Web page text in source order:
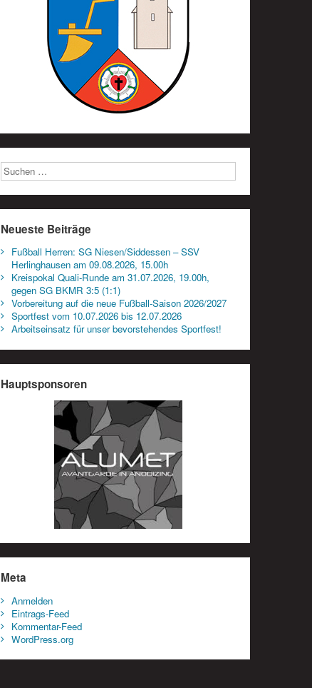
Neueste Beiträge
Fußball Herren: SG Niesen/Siddessen – SSV
Herlinghausen am 09.08.2026, 15.00h
Kreispokal Quali-Runde am 31.07.2026, 19.00h,
gegen SG BKMR 3:5 (1:1)
Vorbereitung auf die neue Fußball-Saison 2026/2027
Sportfest vom 10.07.2026 bis 12.07.2026
Arbeitseinsatz für unser bevorstehendes Sportfest!
Hauptsponsoren
Meta
Anmelden
Eintrags-Feed
Kommentar-Feed
WordPress.org